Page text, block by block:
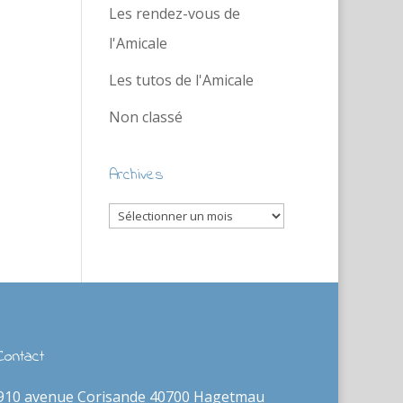
Les rendez-vous de
l'Amicale
Les tutos de l'Amicale
Non classé
Archives
Archives
avenue Corisande 40700 Hagetmau